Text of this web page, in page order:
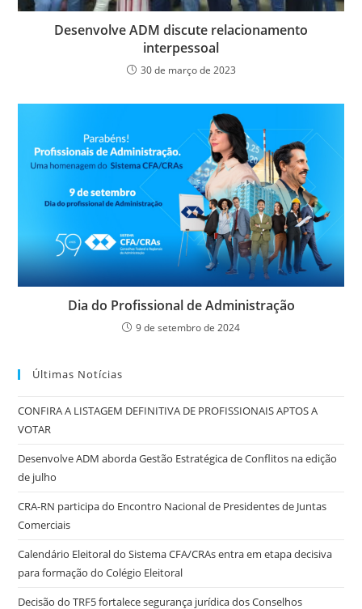
Desenvolve ADM discute relacionamento
interpessoal
30 de março de 2023
Dia do Profissional de Administração
9 de setembro de 2024
Últimas Notícias
CONFIRA A LISTAGEM DEFINITIVA DE PROFISSIONAIS APTOS A
VOTAR
Desenvolve ADM aborda Gestão Estratégica de Conflitos na edição
de julho
CRA-RN participa do Encontro Nacional de Presidentes de Juntas
Comerciais
Calendário Eleitoral do Sistema CFA/CRAs entra em etapa decisiva
para formação do Colégio Eleitoral
Decisão do TRF5 fortalece segurança jurídica dos Conselhos